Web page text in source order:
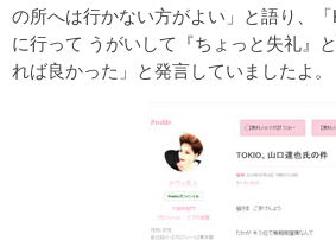
の所へは行かない方がよい」と語り、
に行って うがいして『ちょっと失礼』
れば良かった」と発言していましたよ。